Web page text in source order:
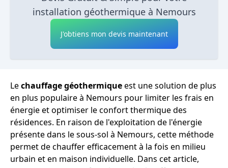
installation géothermique à Nemours
J'obtiens mon devis maintenant
Lechauffage géothermiqueest une solution de plus
en plus populaire à Nemours pour limiter les frais en
énergie et optimiser le confort thermique des
résidences. En raison de l'exploitation de l'énergie
présente dans le sous-sol à Nemours, cette méthode
permet de chauffer efficacement à la fois en milieu
urbain et en maison individuelle. Dans cet article,